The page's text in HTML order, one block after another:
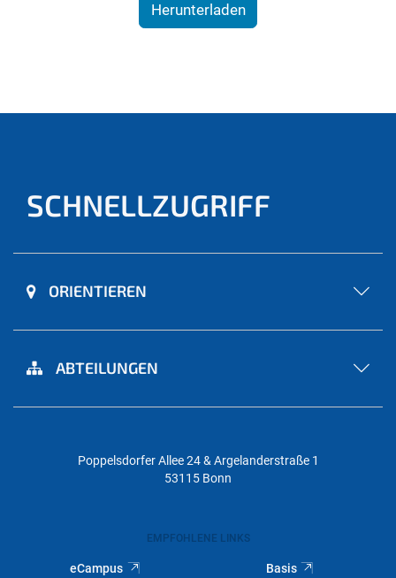
Herunterladen
SCHNELLZUGRIFF
ORIENTIEREN
ABTEILUNGEN
Poppelsdorfer Allee 24 & Argelanderstraße 1
53115 Bonn
EMPFOHLENE LINKS
eCampus Basis